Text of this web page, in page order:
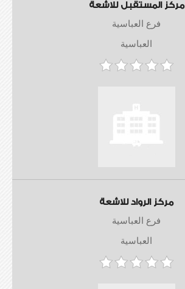
مركز المستقبل للاشعة
فرع العباسية
العباسية
مركز الرواد للاشعة
فرع العباسية
العباسية